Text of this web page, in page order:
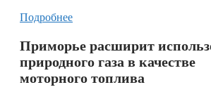
Подробнее
Приморье расширит
природного газа в качестве
моторного топлива